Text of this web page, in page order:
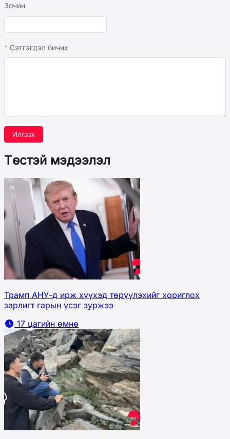
Зочин
Сэтгэгдэл бичих
Илгээх
Төстэй мэдээлэл
Трамп АНУ-д ирж хүүхэд төрүүлэхийг хориглох
зарлигт гарын үсэг зуржээ
17 цагийн өмнө